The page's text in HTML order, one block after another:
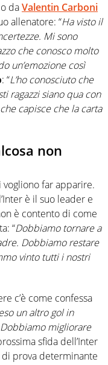
daValentin Carboni
allenatore: “Ha visto il
Mi sono
che conosco molto
un’emozione così
: “L’ho conosciuto che
ragazzi siano qua con
capisce che la carta
non
far apparire.
è il suo leader e
è contento di come
“Dobbiamo tornare a
Dobbiamo restare
vinto tutti i nostri
c’è come confessa
un altro gol in
migliorare
sfida dell’Inter
prova determinante